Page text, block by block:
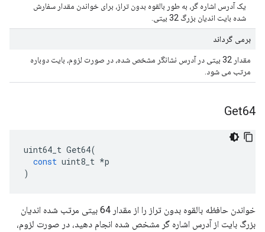
یک آدرس اشاره گر، به طور بالقوه بدون تراز، برای خواندن مقدار سفارش
شده بایت اندیان بزرگ 32 بیتی.
برمی گرداند
مقدار 32 بیتی در آدرس نشانگر مشخص شده، در صورت لزوم، بایت دوباره
مرتب می شود.
Get64
uint64_t Get64(
const uint8_t *p
)
خواندن حافظه بالقوه بدون تراز را از مقدار 64 بیتی مرتب شده اندیان
بزرگ بایت از آدرس اشاره گر مشخص شده انجام دهید، در صورت لزوم،